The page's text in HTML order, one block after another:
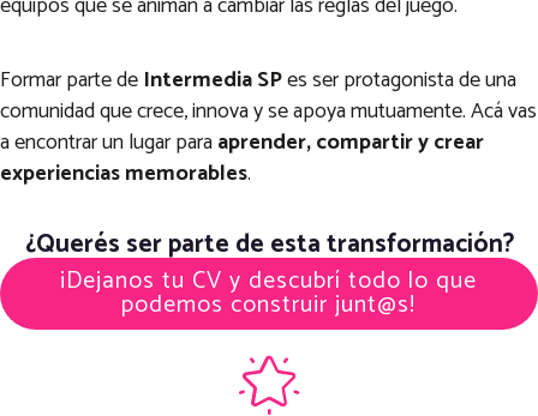
Formar parte de Intermedia SPes ser protagonista de una
comunidad que crece, innova y se apoya mutuamente. Acá vas
a encontrar un lugar paraaprender, compartir y crear
experiencias memorables.
¿Querés ser parte de esta transformación?
¡Dejanos tu CV y descubrí todo lo que
podemos construir junt@s!